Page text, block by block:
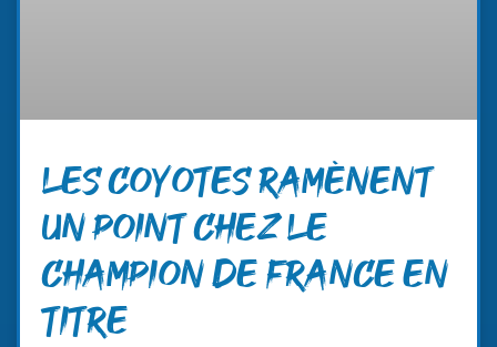
Les coyotes ramènent
un point chez le
champion de France en
titre